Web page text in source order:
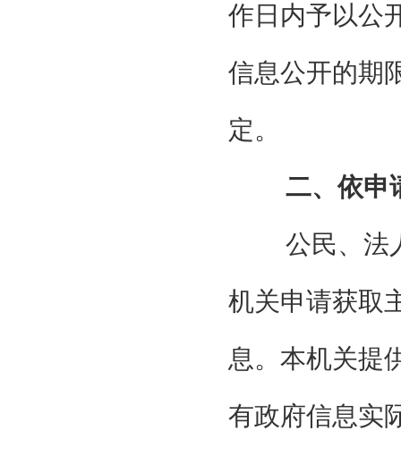
作日内予以公
信息公开的期
定。
二、依申
公民、法
机关申请获取
息。本机关提
有政府信息实